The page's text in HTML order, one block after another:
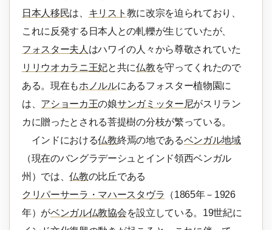
日本人移民は、 キリスト 教に改宗を迫られており、
これに反発する日本人との軋轢が生じていたが、
フォスター夫人 はハワイの人々から尊敬されていた
リリウオカラニ王妃と共に仏教を守ってくれたので
ある。現在もホノルルにあるフォスター植物園に
は、 アショーカ王の娘サンガミッター尼がスリラン
カに贈ったとされる菩提樹の分枝が繁っている。
インドにおける仏教終焉の地であるベンガル地域
（現在のバングラデーシュとインド領西ベンガル
州）では、仏教の比丘である
クリパーサーラ・マハースタヴラ （1865年－1926
年）がベンガル仏教協会を設立している。19世紀に